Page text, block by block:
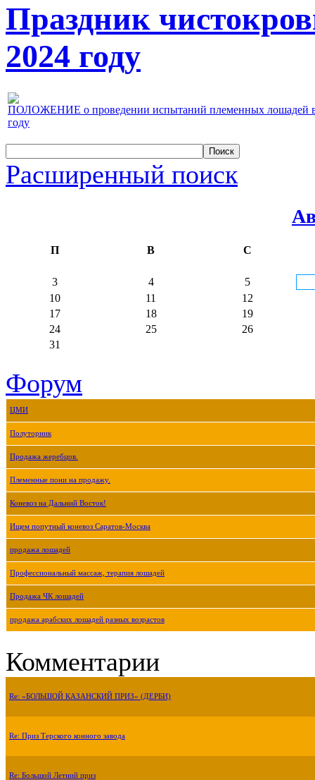
Праздник
2024 году
ПОЛОЖЕНИЕ о проведении испытаний племенных лошадей
году
Расширенный поиск
П В С
3 4
5
10
11
12
17
18
19
24
25
26
31
Форум
ЦМИ
Полуторник
Продажа жеребцов.
Племенные пони на продажу.
Коневоз на Дальний Восток!
Ищем попутный коневоз Саратов-Москва
продажа лошадей
Профессиональный массаж, терапия лошадей
Продажа ЧК лошадей
продажа арабских лошадей разных возрастов
Комментарии
Re: «БОЛЬШОЙ КАЗАНСКИЙ ПРИЗ» (ДЕРБИ)
Re: Приз Терского конного завода
Re: Большой Летний приз